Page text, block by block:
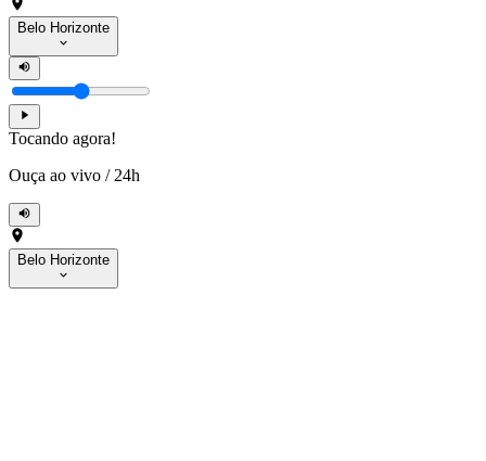
Belo Horizonte
Tocando agora!
Ouça ao vivo / 24h
Belo Horizonte